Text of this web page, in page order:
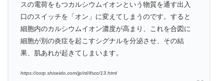
スの電荷をもつカルシウムイオンという物質を通す出入
口のスイッチを「オン」に変えてしまうのです。すると
細胞内のカルシウムイオン濃度が高まり、これを合図に
細胞が別の炎症を起こすシグナルを分泌させ、その結
果、肌あれが起きてしまいます。
https://corp.shiseido.com/jp/rd/ifscc/13.html